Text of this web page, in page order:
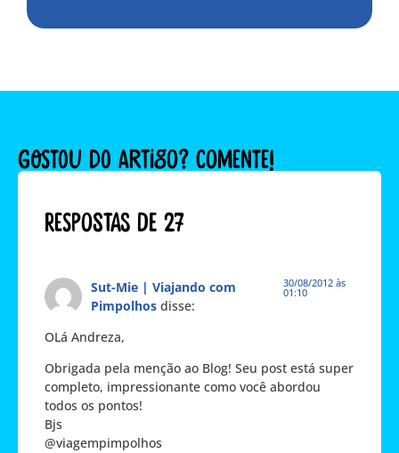
GOSTOU DO ARTIGO? COMENTE!
Respostas de 27
Sut-Mie | Viajando com
Pimpolhos disse:
30/08/2012 às
01:10
OLá Andreza,
Obrigada pela menção ao Blog! Seu post está super
completo, impressionante como você abordou
todos os pontos!
Bjs
@viagempimpolhos